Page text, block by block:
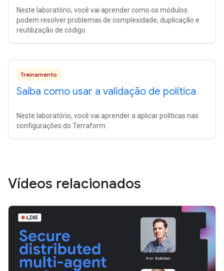
Neste laboratório, você vai aprender como os módulos
podem resolver problemas de complexidade, duplicação e
reutilização de código.
Treinamento
Saiba como usar a validação de política
Neste laboratório, você vai aprender a aplicar políticas nas
configurações do Terraform.
Vídeos relacionados